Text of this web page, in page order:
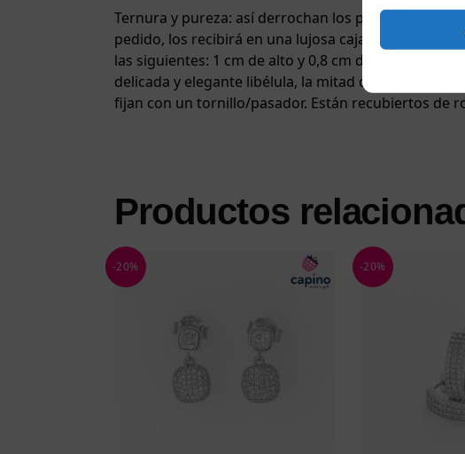
Ternura y pureza: así derrochan los pendientes de
pedido, los recibirá en una lujosa caja de regalo
las siguientes: 1 cm de alto y 0,8 cm de ancho. A
delicada y elegante libélula, la mitad de la cual
fijan con un tornillo/pasador. Están recubiertos de
Productos
-20% -20%